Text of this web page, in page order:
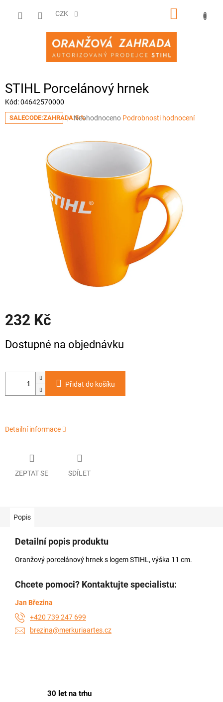
CZK
NÁKUPNÍ
STIHL Porcelánový hrnek
Kód:04642570000
SALECODE:ZAHRADA:5:%Průměrné
je
5
Neohodnoceno Podrobnosti hodnocení
232 Kč
cena:
Dostupné na objednávku
Přidat do košíku
Detailní informace
ZEPTAT SE SDÍLET
30 let na trhu
Popis
Detailní popis produktu
Oranžový porcelánový hrnek s logem STIHL, výška 11 cm.
Chcete pomoci? Kontaktujte specialistu:
Jan Březina
+420 739 247 699
brezina@merkuriaartes.cz